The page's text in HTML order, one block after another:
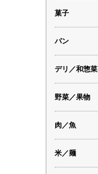
菓子
パン
デリ／和惣菜
野菜／果物
肉／魚
米／麺